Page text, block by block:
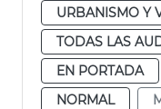
URBANISMO Y
TODAS LAS
EN PORTADA
NORMAL